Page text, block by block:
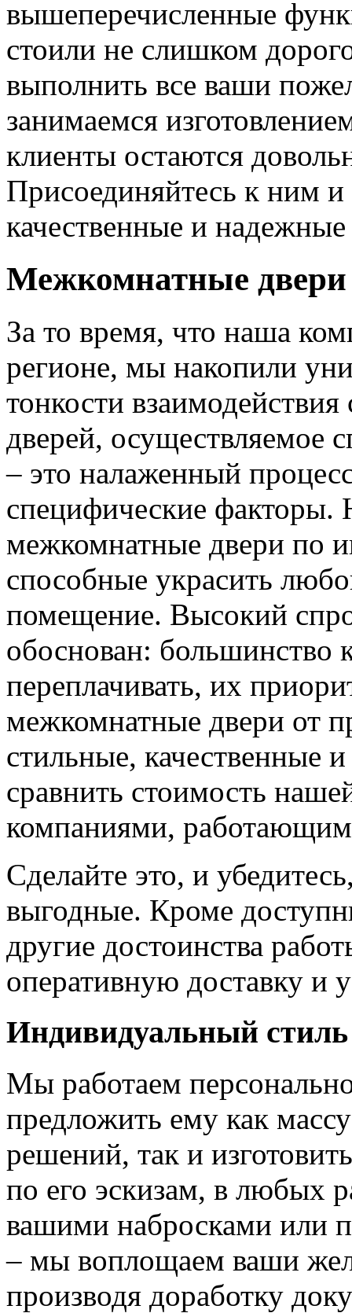
вышеперечисленные
стоили не слишком
выполнить все ваши
занимаемся
клиенты остаются
Присоединяйтесь к ним
качественные и
Межкомнатные двери
За то время, что наша
регионе, мы накопили
тонкости
дверей, осуществляемое
– это налаженный
специфические
межкомнатные двери по
способные украсить
помещение. Высокий
обоснован: большинство
переплачивать, их
межкомнатные двери от
стильные, качественные
сравнить стоимость
компаниями,
Сделайте это, и
выгодные. Кроме
другие достоинства
оперативную доставку и
Индивидуальный стиль
Мы работаем
предложить ему как
решений, так и
по его эскизам, в любых
вашими набросками или
– мы воплощаем ваши
производя доработку